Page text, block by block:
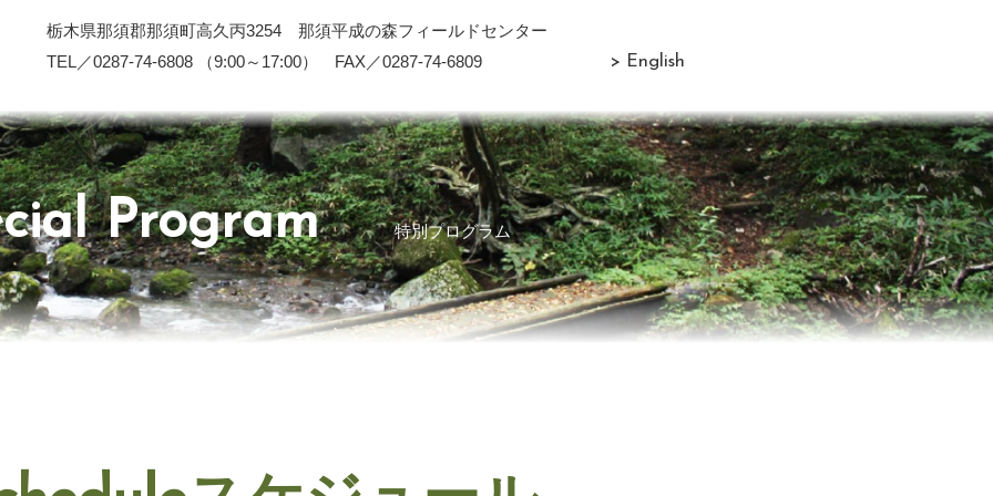
栃木県那須郡那須町高久丙3254 那須平成の森フィールドセンター
TEL／0287-74-6808 （9:00～17:00） FAX／0287-74-6809
> English
Program 特別プログラム